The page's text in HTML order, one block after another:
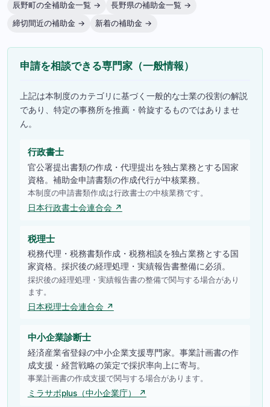
辰野町の全補助金一覧 →
長野県の補助金一覧 →
締切間近の補助金 →
新着の補助金 →
申請を相談できる専門家（一般情報）
上記は本制度のカテゴリに基づく一般的な士業の役割の解説
であり、特定の事務所を推薦・斡旋するものではありませ
ん。
行政書士
官公署提出書類の作成・代理提出を独占業務とする国家
資格。補助金申請書類の作成代行が中核業務。
本制度の申請書類作成は行政書士の中核業務です。
日本行政書士会連合会 ↗
税理士
税務代理・税務書類作成・税務相談を独占業務とする国
家資格。採択後の経理処理・実績報告書整備に必須。
採択後の経理処理・実績報告書の整備で関与する場合があり
ます。
日本税理士会連合会 ↗
中小企業診断士
経済産業省登録の中小企業支援専門家。事業計画書の作
成支援・経営戦略の策定で採択率向上に寄与。
事業計画書の作成支援で関与する場合があります。
ミラサポplus（中小企業庁） ↗